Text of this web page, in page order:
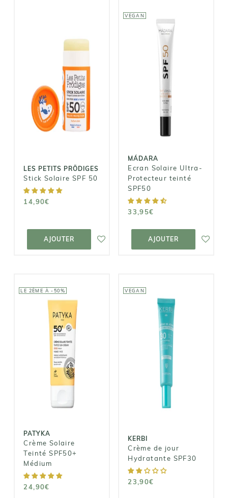
LES PETITS PRÖDIGES
Stick Solaire SPF 50
14,90€
AJOUTER
LES PETITS
PRÖDIGES
Stick Solaire
SPF 50
AJOUTER AU
PANIER
VEGAN
MÁDARA
Ecran Solaire Ultra-
Protecteur teinté
SPF50
33,95€
AJOUTER
MÁDARA
Ecran Solaire
Ultra-
Protecteur
AJOUTER AU
PANIER
LE 2ÈME À -50%
PATYKA
Crème Solaire
Teinté SPF50+
Médium
24,90€
PATYKA
Crème Solaire
Teinté SPF50+
VEGAN
KERBI
Crème de jour
Hydratante SPF30
23,90€
KERBI
Crème de jour
Hydratante